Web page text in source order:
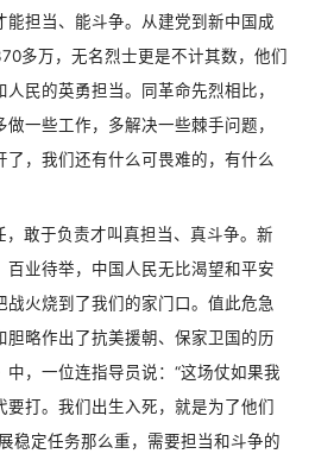
能担当、能斗争。从建党到新中国成
多万，无名烈士更是不计其数，他们
民的英勇担当。同革命先烈相比，
一些工作，多解决一些棘手问题，
了，我们还有什么可畏难的，有什么
，敢于负责才叫真担当、真斗争。新
百业待举，中国人民无比渴望和平安
战火烧到了我们的家门口。值此危急
胆略作出了抗美援朝、保家卫国的历
，一位连指导员说：“这场仗如果我
要打。我们出生入死，就是为了他们
稳定任务那么重，需要担当和斗争的